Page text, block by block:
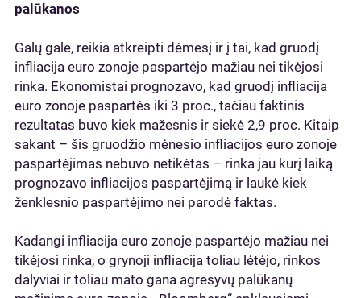
palūkanos
Galų gale, reikia atkreipti dėmesį ir į tai, kad gruodį
infliacija euro zonoje paspartėjo mažiau nei tikėjosi
rinka. Ekonomistai prognozavo, kad gruodį infliacija
euro zonoje paspartės iki 3 proc., tačiau faktinis
rezultatas buvo kiek mažesnis ir siekė 2,9 proc. Kitaip
sakant – šis gruodžio mėnesio infliacijos euro zonoje
paspartėjimas nebuvo netikėtas – rinka jau kurį laiką
prognozavo infliacijos paspartėjimą ir laukė kiek
ženklesnio paspartėjimo nei parodė faktas.
Kadangi infliacija euro zonoje paspartėjo mažiau nei
tikėjosi rinka, o grynoji infliacija toliau lėtėjo, rinkos
dalyviai ir toliau mato gana agresyvų palūkanų